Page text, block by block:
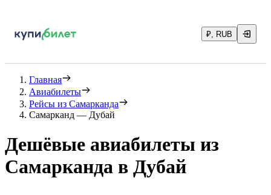
₽, RUB
Главная
Авиабилеты
Рейсы из Самарканда
Самарканд — Дубай
Дешёвые авиабилеты из
Самарканда в Дубай